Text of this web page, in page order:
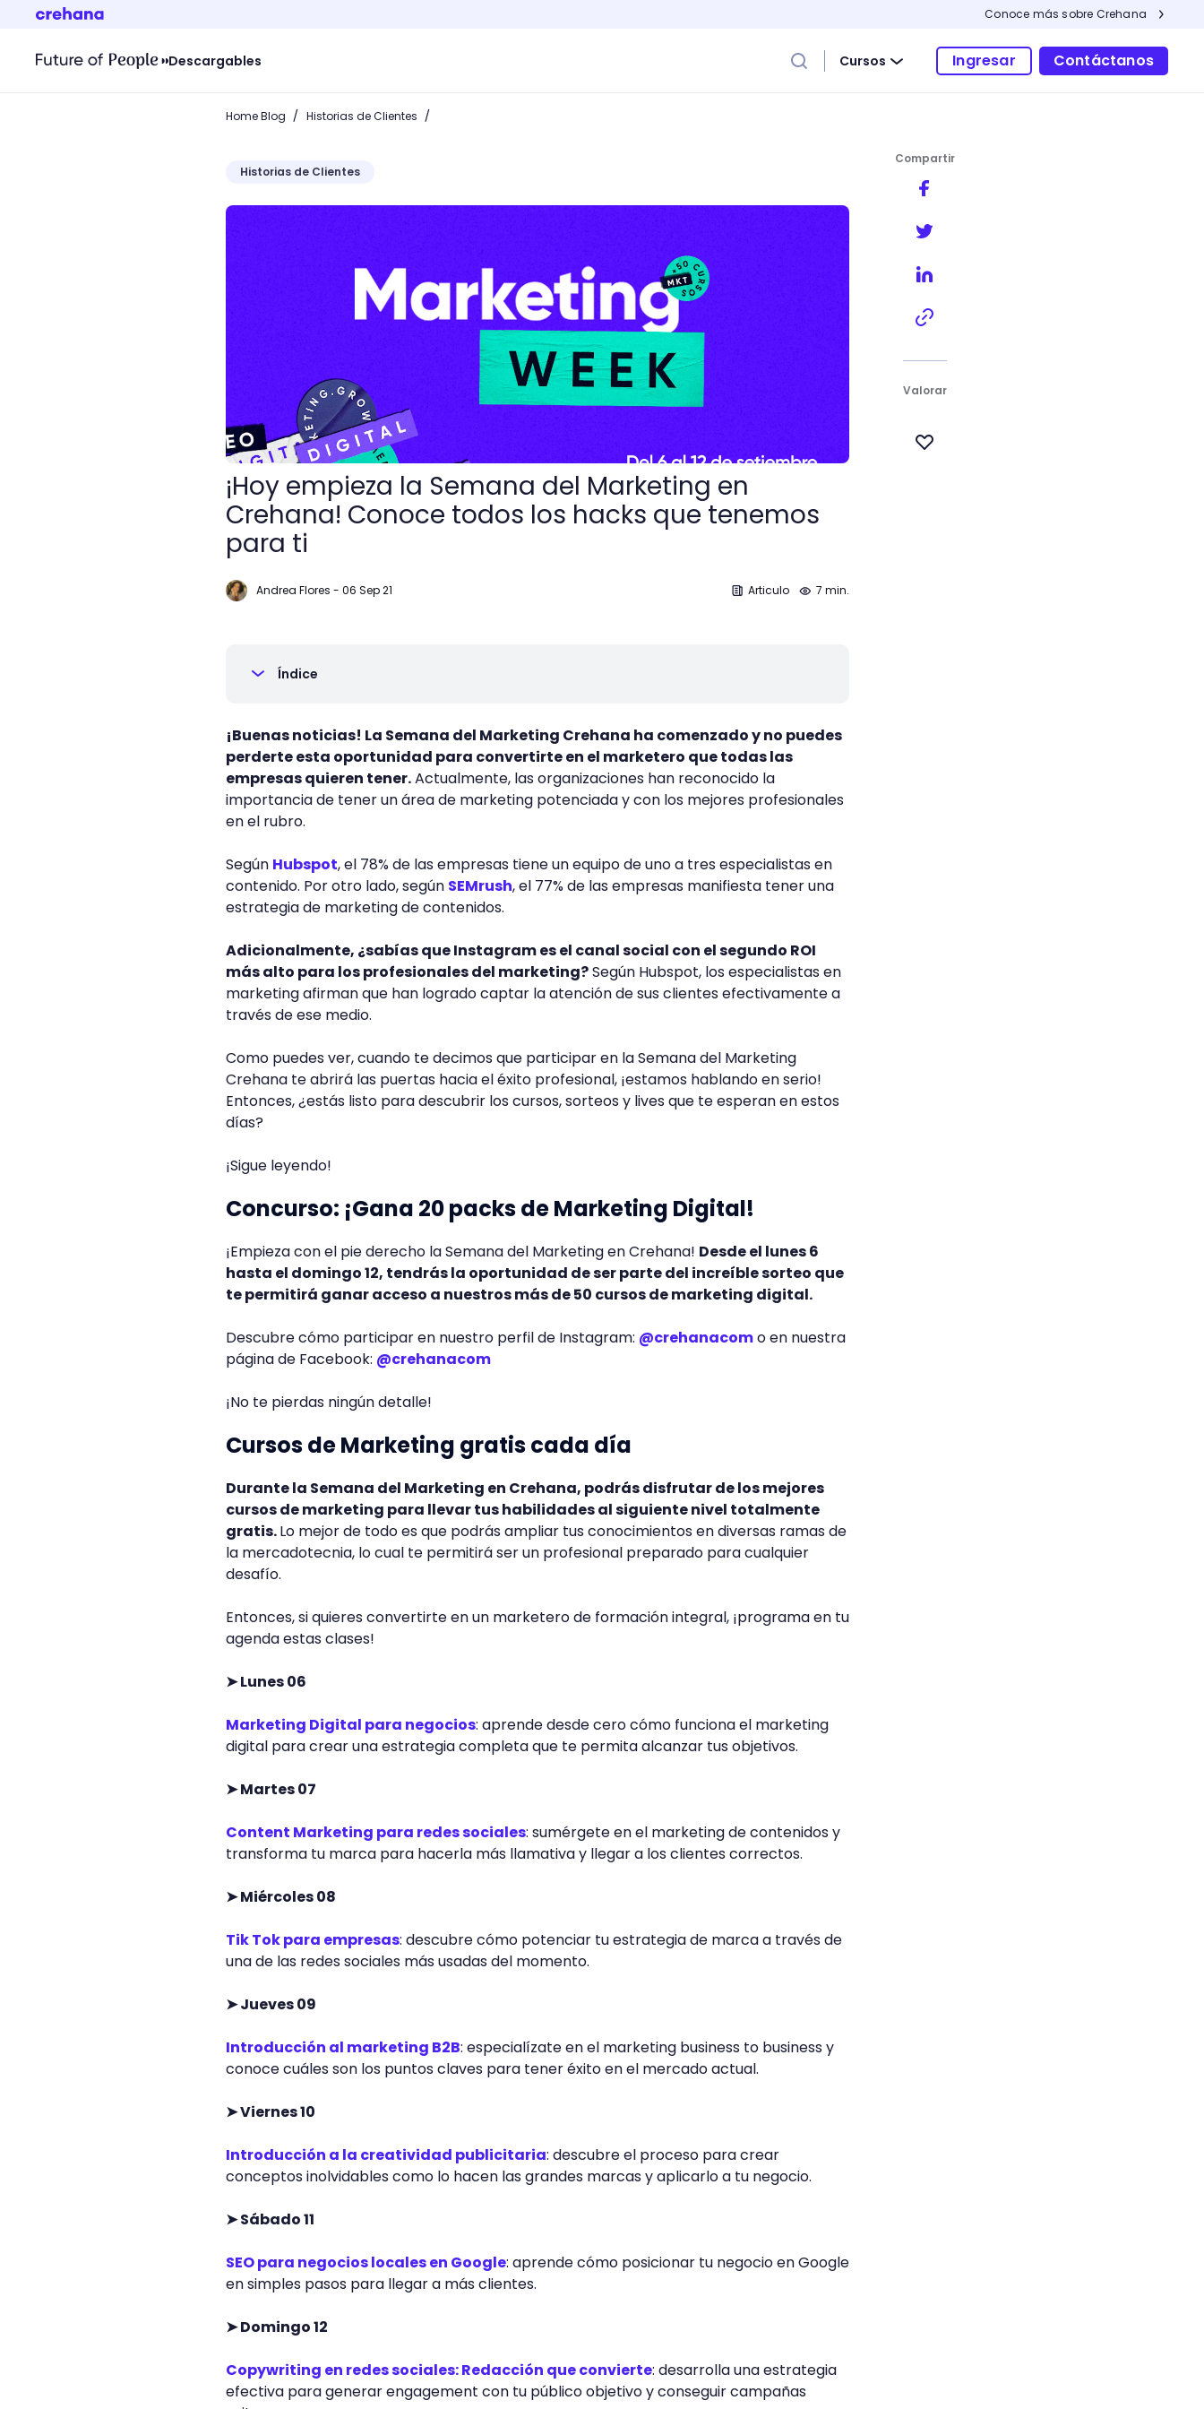
Conoce más sobre Crehana
Descargables Cursos Ingresar Contáctanos
Home Blog / Historias de Clientes /
Historias de Clientes
¡Hoy empieza la Semana del Marketing en Crehana! Conoce todos los hacks que tenemos para ti
¡Hoy empieza la Semana del Marketing en
Crehana! Conoce todos los hacks que tenemos
para ti
Andrea Flores - 06 Sep 21 Articulo 7 min.
Índice
¡Buenas noticias! La Semana del Marketing Crehana ha comenzado y no puedes
perderte esta oportunidad para convertirte en el marketero que todas las
empresas quieren tener.Actualmente, las organizaciones han reconocido la
importancia de tener un área de marketing potenciada y con los mejores profesionales
en el rubro.
Según Hubspot, el 78% de las empresas tiene un equipo de uno a tres especialistas en
contenido. Por otro lado, según SEMrush, el 77% de las empresas manifiesta tener una
estrategia de marketing de contenidos.
Adicionalmente, ¿sabías que Instagram es el canal social con el segundo ROI
más alto para los profesionales del marketing?Según Hubspot, los especialistas en
marketing afirman que han logrado captar la atención de sus clientes efectivamente a
través de ese medio.
Como puedes ver, cuando te decimos que participar en la Semana del Marketing
Crehana te abrirá las puertas hacia el éxito profesional, ¡estamos hablando en serio!
Entonces, ¿estás listo para descubrir los cursos, sorteos y lives que te esperan en estos
días?
¡Sigue leyendo!
Concurso: ¡Gana 20 packs de Marketing Digital!
¡Empieza con el pie derecho la Semana del Marketing en Crehana! Desde el lunes 6
hasta el domingo 12, tendrás la oportunidad de ser parte del increíble sorteo que
te permitirá ganar acceso a nuestros más de 50 cursos de marketing digital.
Descubre cómo participar en nuestro perfil de Instagram: @crehanacomo en nuestra
página de Facebook: @crehanacom
¡No te pierdas ningún detalle!
Cursos de Marketing gratis cada día
Durante la Semana del Marketing en Crehana, podrás disfrutar de los mejores
cursos de marketing para llevar tus habilidades al siguiente nivel totalmente
gratis.Lo mejor de todo es que podrás ampliar tus conocimientos en diversas ramas de
la mercadotecnia, lo cual te permitirá ser un profesional preparado para cualquier
desafío.
Entonces, si quieres convertirte en un marketero de formación integral, ¡programa en tu
agenda estas clases!
➤ Lunes 06
Marketing Digital para negocios: aprende desde cero cómo funciona el marketing
digital para crear una estrategia completa que te permita alcanzar tus objetivos.
➤ Martes 07
Content Marketing para redes sociales: sumérgete en el marketing de contenidos y
transforma tu marca para hacerla más llamativa y llegar a los clientes correctos.
➤ Miércoles 08
Tik Tok para empresas: descubre cómo potenciar tu estrategia de marca a través de
una de las redes sociales más usadas del momento.
➤ Jueves 09
Introducción al marketing B2B: especialízate en el marketing business to business y
conoce cuáles son los puntos claves para tener éxito en el mercado actual.
➤ Viernes 10
Introducción a la creatividad publicitaria: descubre el proceso para crear
conceptos inolvidables como lo hacen las grandes marcas y aplicarlo a tu negocio.
➤ Sábado 11
SEO para negocios locales en Google: aprende cómo posicionar tu negocio en Google
en simples pasos para llegar a más clientes.
➤ Domingo 12
Copywriting en redes sociales: Redacción que convierte: desarrolla una estrategia
efectiva para generar engagement con tu público objetivo y conseguir campañas
Compartir
Valorar